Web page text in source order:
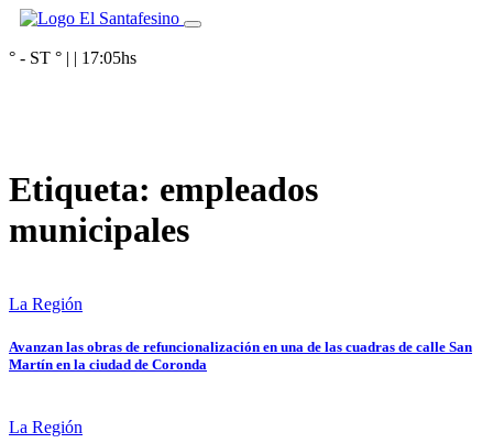
° - ST ° | | 17:05hs
Etiqueta: empleados
municipales
La Región
Avanzan las obras de refuncionalización en una de las cuadras de calle San
Martín en la ciudad de Coronda
La Región